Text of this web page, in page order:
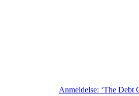
Anmeldelse: ‘The Debt